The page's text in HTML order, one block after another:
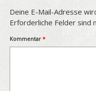
Deine E-Mail-Adresse
Erforderliche Felder sind
Kommentar *